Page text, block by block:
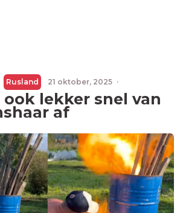
Rusland 21 oktober, 2025 ·
ook lekker snel van
af